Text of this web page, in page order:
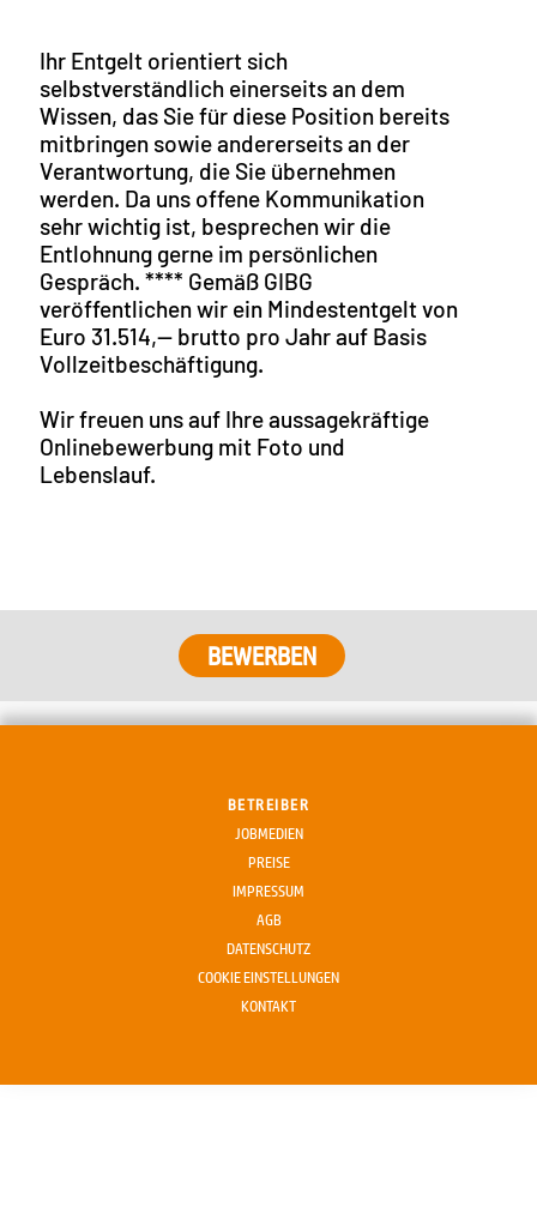
Ihr Entgelt orientiert sich
selbstverständlich einerseits an dem
Wissen, das Sie für diese Position bereits
mitbringen sowie andererseits an der
Verantwortung, die Sie übernehmen
werden. Da uns offene Kommunikation
sehr wichtig ist, besprechen wir die
Entlohnung gerne im persönlichen
Gespräch. **** Gemäß GIBG
veröffentlichen wir ein Mindestentgelt von
Euro 31.514,-- brutto pro Jahr auf Basis
Vollzeitbeschäftigung.
Wir freuen uns auf Ihre aussagekräftige
Onlinebewerbung mit Foto und
Lebenslauf.
BETREIBER
JOBMEDIEN
PREISE
IMPRESSUM
AGB
DATENSCHUTZ
COOKIE EINSTELLUNGEN
KONTAKT